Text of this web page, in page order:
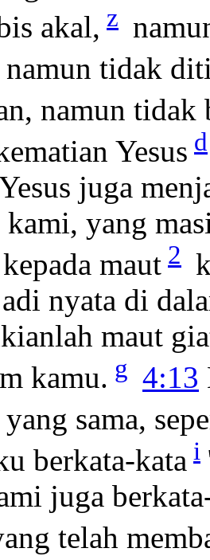
akal, z
namun tidak
namun tidak
Yesus d
juga
kami, yang
maut 2
nyata di
maut
kamu. g 4:13
yang sama,
berkata-kata i
juga
telah